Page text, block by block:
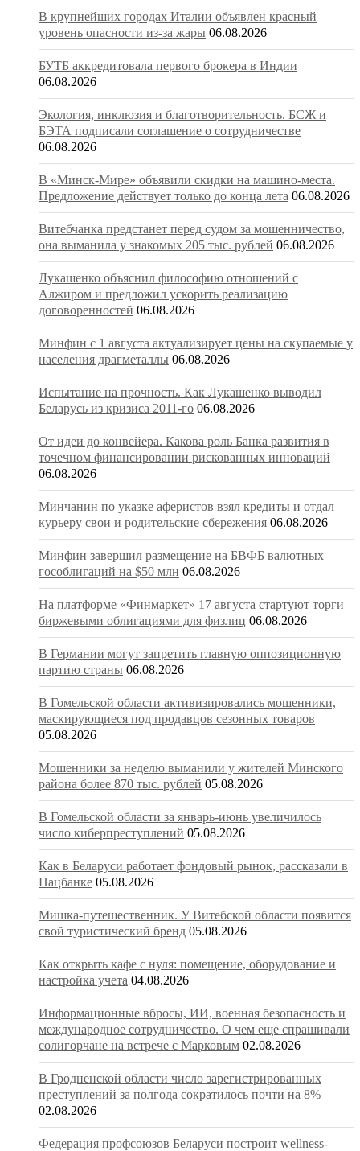
В крупнейших городах Италии объявлен красный
уровень опасности из-за жары 06.08.2026
БУТБ аккредитовала первого брокера в Индии
06.08.2026
Экология, инклюзия и благотворительность. БСЖ и
БЭТА подписали соглашение о сотрудничестве
06.08.2026
В «Минск-Мире» объявили скидки на машино-места.
Предложение действует только до конца лета 06.08.2026
Витебчанка предстанет перед судом за мошенничество,
она выманила у знакомых 205 тыс. рублей 06.08.2026
Лукашенко объяснил философию отношений с
Алжиром и предложил ускорить реализацию
договоренностей 06.08.2026
Минфин с 1 августа актуализирует цены на скупаемые у
населения драгметаллы 06.08.2026
Испытание на прочность. Как Лукашенко выводил
Беларусь из кризиса 2011-го 06.08.2026
От идеи до конвейера. Какова роль Банка развития в
точечном финансировании рискованных инноваций
06.08.2026
Минчанин по указке аферистов взял кредиты и отдал
курьеру свои и родительские сбережения 06.08.2026
Минфин завершил размещение на БВФБ валютных
гособлигаций на $50 млн 06.08.2026
На платформе «Финмаркет» 17 августа стартуют торги
биржевыми облигациями для физлиц 06.08.2026
В Германии могут запретить главную оппозиционную
партию страны 06.08.2026
В Гомельской области активизировались мошенники,
маскирующиеся под продавцов сезонных товаров
05.08.2026
Мошенники за неделю выманили у жителей Минского
района более 870 тыс. рублей 05.08.2026
В Гомельской области за январь-июнь увеличилось
число киберпреступлений 05.08.2026
Как в Беларуси работает фондовый рынок, рассказали в
Нацбанке 05.08.2026
Мишка-путешественник. У Витебской области появится
свой туристический бренд 05.08.2026
Как открыть кафе с нуля: помещение, оборудование и
настройка учета 04.08.2026
Информационные вбросы, ИИ, военная безопасность и
международное сотрудничество. О чем еще спрашивали
солигорчане на встрече с Марковым 02.08.2026
В Гродненской области число зарегистрированных
преступлений за полгода сократилось почти на 8%
02.08.2026
Федерация профсоюзов Беларуси построит wellness-